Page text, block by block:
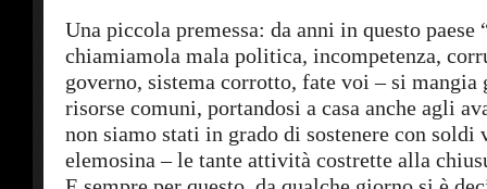
Una piccola premessa: da anni in questo paese
chiamiamola mala politica, incompetenza,
governo, sistema corrotto, fate voi – si mangia
risorse comuni, portandosi a casa anche agli
non siamo stati in grado di sostenere con soldi
elemosina – le tante attività costrette alla